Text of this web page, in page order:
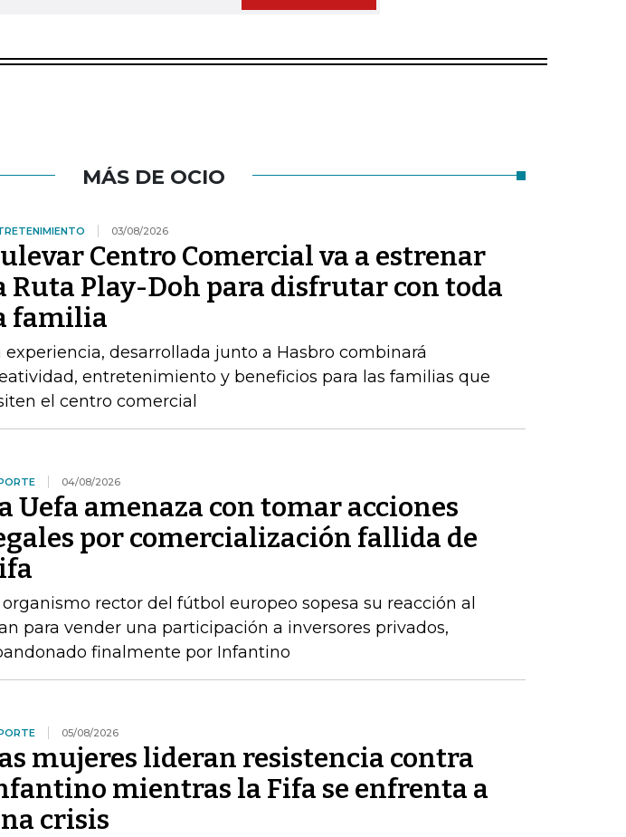
MÁS DE OCIO
03/08/2026
Centro Comercial va a estrenar
Ruta Play-Doh para disfrutar con toda
familia
experiencia, desarrollada junto a Hasbro combinará
entretenimiento y beneficios para las familias que
el centro comercial
04/08/2026
Uefa amenaza con tomar acciones
por comercialización fallida de
organismo rector del fútbol europeo sopesa su reacción al
para vender una participación a inversores privados,
finalmente por Infantino
05/08/2026
mujeres lideran resistencia contra
mientras la Fifa se enfrenta a
crisis